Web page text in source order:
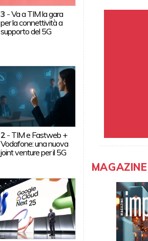
3 -Va a TIM la gara
per la connettività a
supporto del 5G
2 - TIM e Fastweb +
Vodafone: una nuova
joint venture per il 5G
MAGAZINE